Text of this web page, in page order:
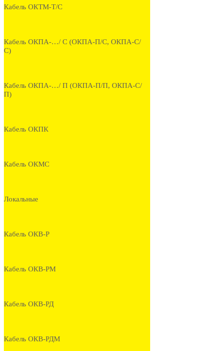
Кабель ОКТМ-Т/С
Кабель ОКПА-…/ С (ОКПА-П/С, ОКПА-С/
С)
Кабель ОКПА-…/ П (ОКПА-П/П, ОКПА-С/
П)
Кабель ОКПК
Кабель ОКМС
Локальные
Кабель ОКВ-Р
Кабель ОКВ-РМ
Кабель ОКВ-РД
Кабель ОКВ-РДМ